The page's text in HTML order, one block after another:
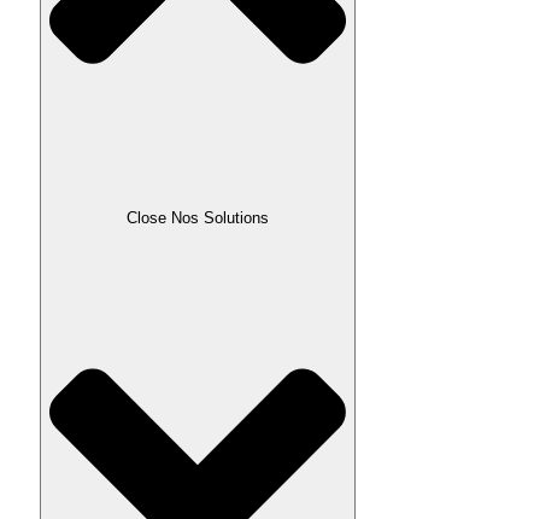
Close Nos Solutions